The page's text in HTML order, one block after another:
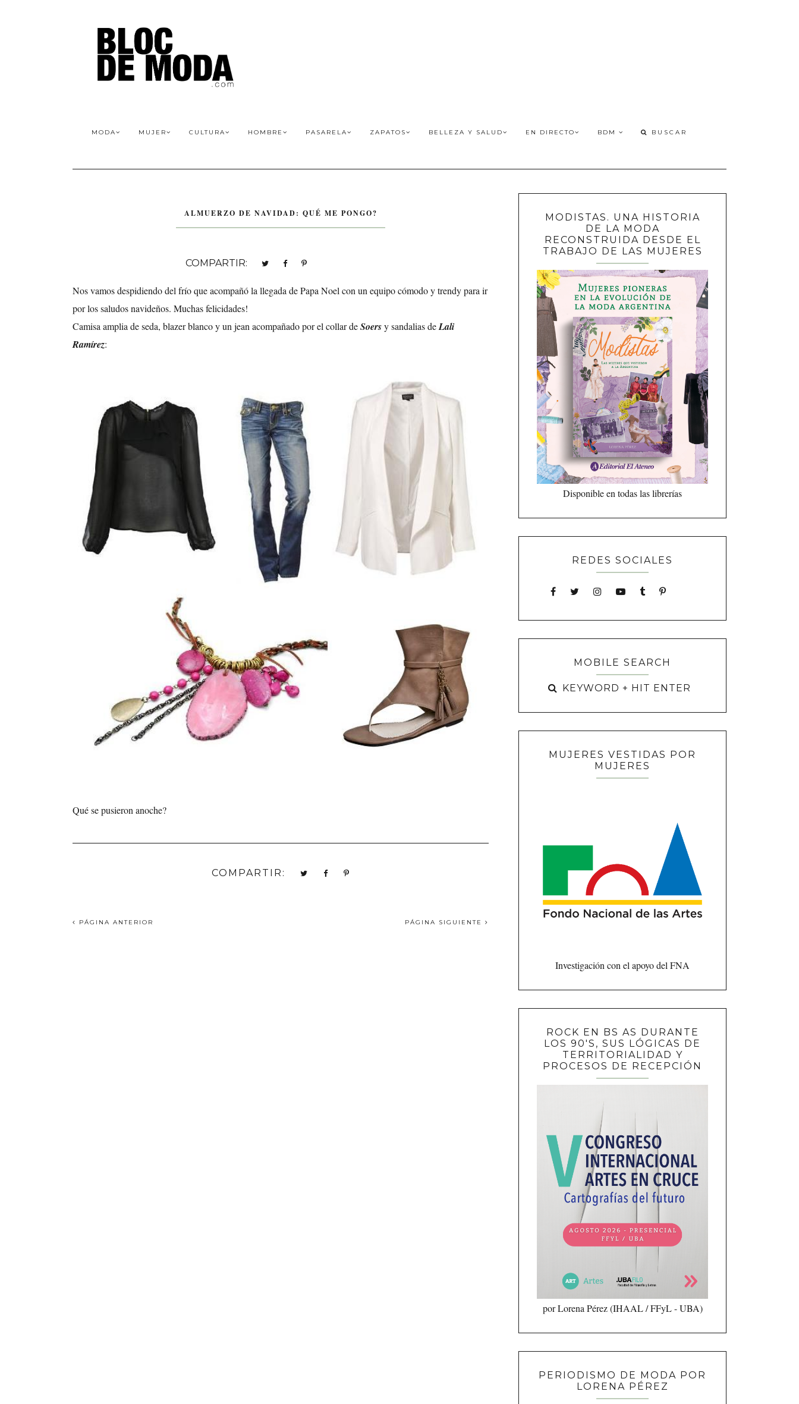
MODA MUJER CULTURA HOMBRE PASARELA ZAPATOS BELLEZA Y SALUD EN DIRECTO BDM
ALMUERZO DE NAVIDAD: QUÉ ME PONGO?
COMPARTIR:
Nos vamos despidiendo del frío que acompañó la llegada de Papa Noel con un equipo cómodo y trendy para ir
por los saludos navideños. Muchas felicidades!
Camisa amplia de seda, blazer blanco y un jean acompañado por el collar deSoersy sandalias deLali
Ramírez:
Qué se pusieron anoche?
COMPARTIR:
PÁGINA ANTERIOR PÁGINA SIGUIENTE
MODISTAS. UNA HISTORIA
DE LA MODA
RECONSTRUIDA DESDE EL
TRABAJO DE LAS MUJERES
Disponible en todas las librerías
REDES SOCIALES
MOBILE SEARCH
MUJERES VESTIDAS POR
MUJERES
Investigación con el apoyo del FNA
ROCK EN BS AS DURANTE
LOS 90'S, SUS LÓGICAS DE
TERRITORIALIDAD Y
PROCESOS DE RECEPCIÓN
por Lorena Pérez (IHAAL / FFyL - UBA)
PERIODISMO DE MODA POR
LORENA PÉREZ